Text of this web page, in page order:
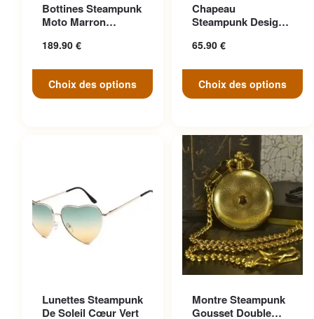
Bottines Steampunk
Moto Marron
189.90 €
Choix des options
variations. Les options
page du produit
Chapeau
Steampunk Design
65.90 €
Choix des options
variations. Les options
peuvent être choisies sur la
page du produit
Lunettes Steampunk
De Soleil Cœur Vert
variations. Les options
Montre Steampunk
Gousset Double